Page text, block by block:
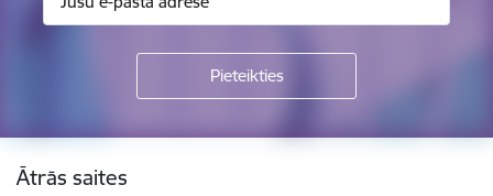
Kājene
Ātrās saites